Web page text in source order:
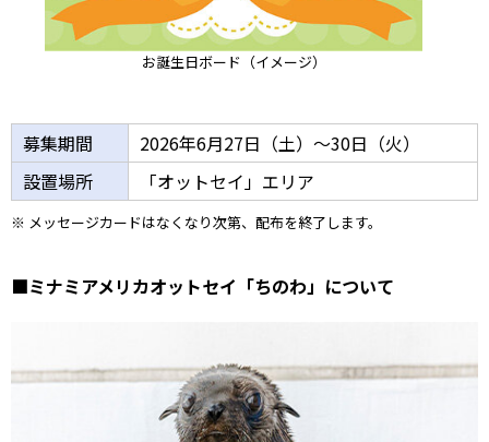
お誕生日ボード（イメージ）
募集期間
2026年6月27日（土）～30日（火）
設置場所
「オットセイ」エリア
※ メッセージカードはなくなり次第、配布を終了します。
■ミナミアメリカオットセイ「ちのわ」について